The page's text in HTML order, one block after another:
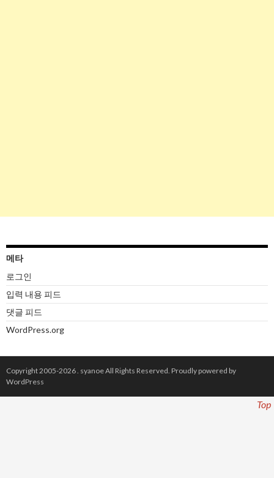
메타
로그인
입력 내용 피드
댓글 피드
WordPress.org
Top
Copyright 2005-2026 . syanoeAll Rights Reserved. Proudly powered by
WordPress